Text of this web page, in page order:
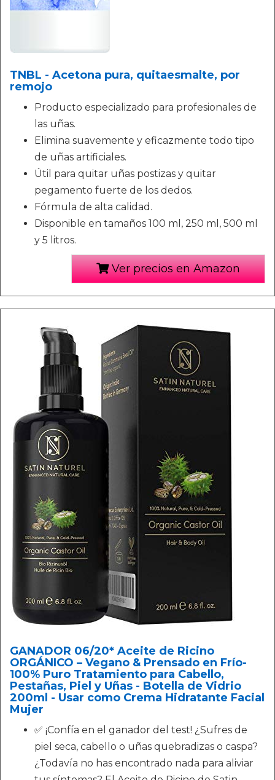
TNBL - Acetona pura, quitaesmalte, por
remojo
Producto especializado para profesionales de
las uñas.
Elimina suavemente y eficazmente todo tipo
de uñas artificiales.
Útil para quitar uñas postizas y quitar
pegamento fuerte de los dedos.
Fórmula de alta calidad.
Disponible en tamaños 100 ml, 250 ml, 500 ml
y 5 litros.
Ver precios en Amazon
GANADOR 06/20* Aceite de Ricino
ORGÁNICO – Vegano & Prensado en Frío-
100% Puro Tratamiento para Cabello,
Pestañas, Piel y Uñas - Botella de Vidrio
200ml - Usar como Crema Hidratante Facial
Mujer
✅ ¡Confía en el ganador del test! ¿Sufres de
piel seca, cabello o uñas quebradizas o caspa?
¿Todavía no has encontrado nada para aliviar